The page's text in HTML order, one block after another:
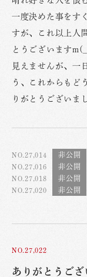
一度決めた事をす
すが、これ以上人
とうございます
見えませんが、一
う、これからもど
りがとうございま
NO.27,014
NO.27,016
NO.27,018
NO.27,020
NO.27,022
ありがとうご